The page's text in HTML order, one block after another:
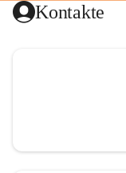
Kontakte